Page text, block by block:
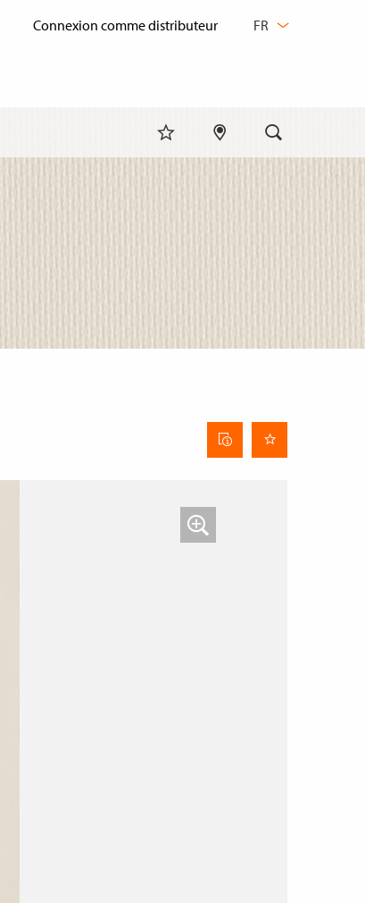
FR
Fiche
technique
du tissu